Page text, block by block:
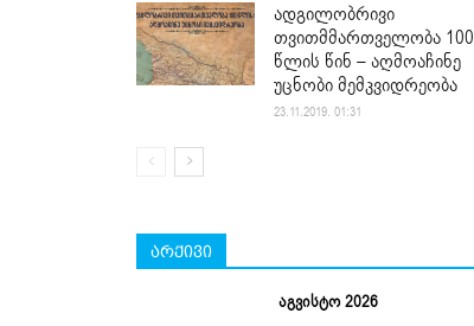
ადგილობრივი
თვითმმართველობა 100
წლის წინ – აღმოაჩინე
უცნობი მემკვიდრეობა
23.11.2019. 01:31
არქივი
აგვისტო 2026